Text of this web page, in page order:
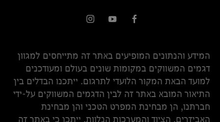
המידע והנתונים המופיעים באתר זה מתייחסים למגוון
דגמים המשווקים במקומות שונים בעולם ומעודכנים
למועד הבאת המקור הלועדי לתרגום. ייתכנו הבדלים בין
התיאור המובא באתר זה לבין הדגמים המשווקים על-ידי
חברתנו, הן מבחינת המפרט הטכני והן מבחינת